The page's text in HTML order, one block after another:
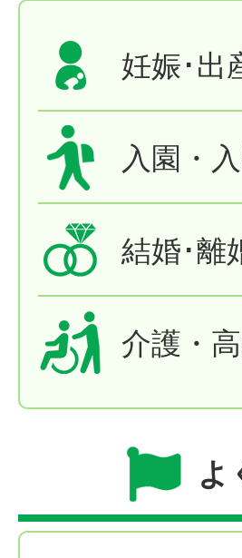
妊娠･出
入園・
結婚･離
介護・
よ